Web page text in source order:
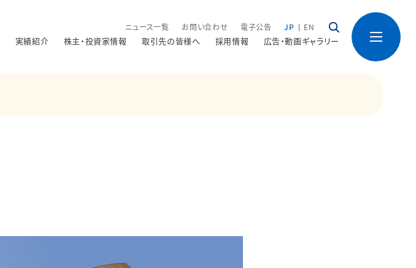
ニュース一覧 お問い合わせ 電子公告 JP EN
実績紹介 株主・投資家情報 取引先の皆様へ 採用情報 広告・動画ギャラリー